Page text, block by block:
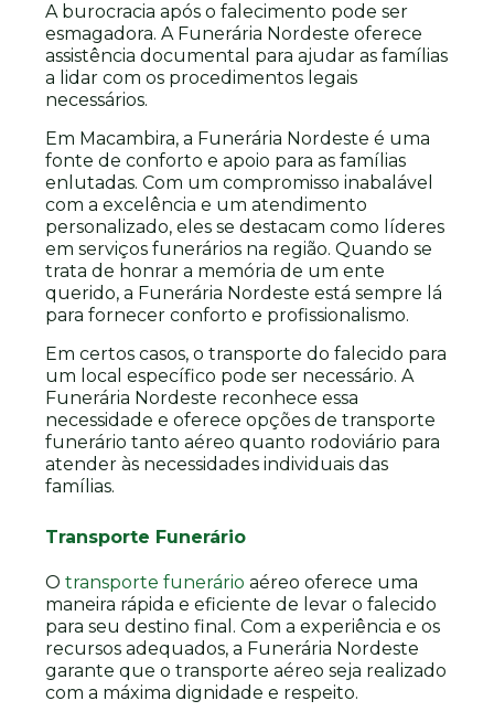
A burocracia após o falecimento pode ser
esmagadora. A Funerária Nordeste oferece
assistência documental para ajudar as famílias
a lidar com os procedimentos legais
necessários.
Em Macambira, a Funerária Nordeste é uma
fonte de conforto e apoio para as famílias
enlutadas. Com um compromisso inabalável
com a excelência e um atendimento
personalizado, eles se destacam como líderes
em serviços funerários na região. Quando se
trata de honrar a memória de um ente
querido, a Funerária Nordeste está sempre lá
para fornecer conforto e profissionalismo.
Em certos casos, o transporte do falecido para
um local específico pode ser necessário. A
Funerária Nordeste reconhece essa
necessidade e oferece opções de transporte
funerário tanto aéreo quanto rodoviário para
atender às necessidades individuais das
famílias.
Transporte Funerário
O transporte funerário aéreo oferece uma
maneira rápida e eficiente de levar o falecido
para seu destino final. Com a experiência e os
recursos adequados, a Funerária Nordeste
garante que o transporte aéreo seja realizado
com a máxima dignidade e respeito.